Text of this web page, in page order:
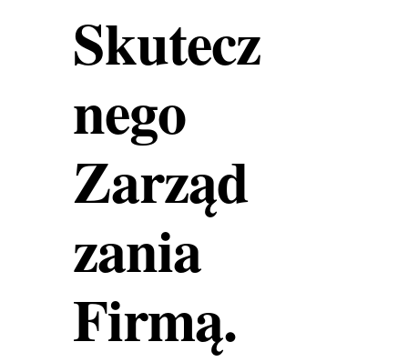
Skutecz
nego
Zarząd
zania
Firmą.